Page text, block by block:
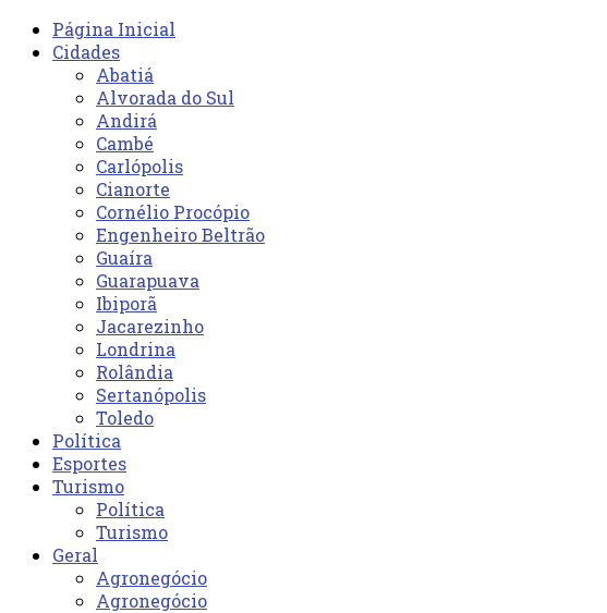
Página Inicial
Cidades
Abatiá
Alvorada do Sul
Andirá
Cambé
Carlópolis
Cianorte
Cornélio Procópio
Engenheiro Beltrão
Guaíra
Guarapuava
Ibiporã
Jacarezinho
Londrina
Rolândia
Sertanópolis
Toledo
Política
Esportes
Turismo
Política
Turismo
Geral
Agronegócio
Agronegócio